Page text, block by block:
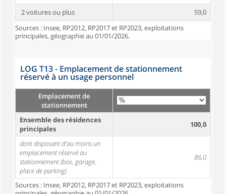
2 voitures ou plus
59,0
Sources : Insee, RP2012, RP2017 et RP2023, exploitations
principales, géographie au 01/01/2026.
LOG T13 - Emplacement de stationnement
réservé à un usage personnel
Emplacement de
stationnement
Ensemble des résidences
principales
100,0
dont disposant d'au moins un
emplacement réservé au
stationnement (box, garage,
place de parking)
86,0
Sources : Insee, RP2012, RP2017 et RP2023, exploitations